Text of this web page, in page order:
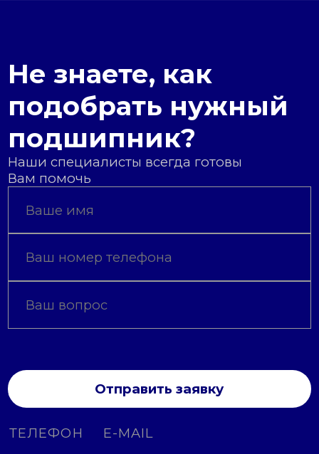
Не знаете, как
подобрать нужный
подшипник?
Наши специалисты всегда готовы
Вам помочь
Отправить заявку
ТЕЛЕФОН E-MAIL